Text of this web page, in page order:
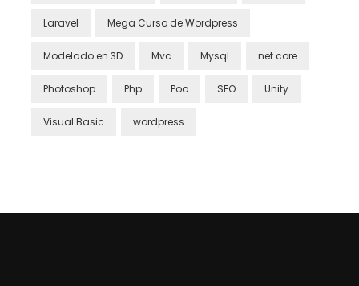
Laravel Mega Curso de Wordpress
Modelado en 3D Mvc Mysql net core
Photoshop Php Poo SEO Unity
Visual Basic wordpress